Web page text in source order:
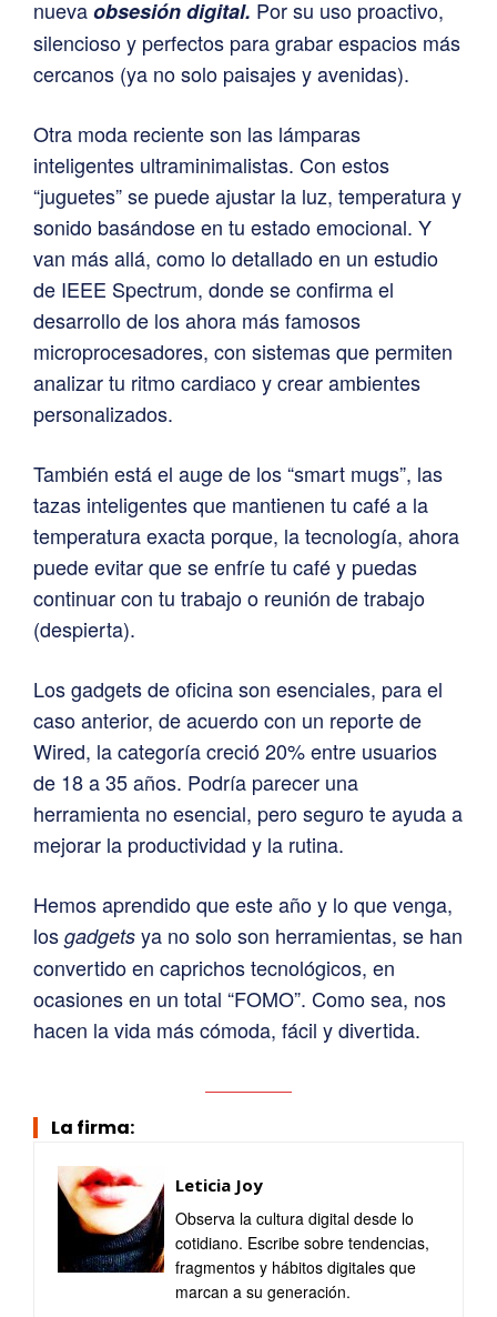
nuevaobsesión digital. Por su uso proactivo,
silencioso y perfectos para grabar espacios más
cercanos (ya no solo paisajes y avenidas).
Otra moda reciente son las lámparas
inteligentes ultraminimalistas. Con estos
“juguetes” se puede ajustar la luz, temperatura y
sonido basándose en tu estado emocional. Y
van más allá, como lo detallado en un estudio
de IEEE Spectrum, donde se confirma el
desarrollo de los ahora más famosos
microprocesadores, con sistemas que permiten
analizar tu ritmo cardiaco y crear ambientes
personalizados.
También está el auge de los “smart mugs”, las
tazas inteligentes que mantienen tu café a la
temperatura exacta porque, la tecnología, ahora
puede evitar que se enfríe tu café y puedas
continuar con tu trabajo o reunión de trabajo
(despierta).
Los gadgets de oficina son esenciales, para el
caso anterior, de acuerdo con un reporte de
Wired, la categoría creció 20% entre usuarios
de 18 a 35 años. Podría parecer una
herramienta no esencial, pero seguro te ayuda a
mejorar la productividad y la rutina.
Hemos aprendido que este año y lo que venga,
los gadgets ya no solo son herramientas, se han
convertido en caprichos tecnológicos, en
ocasiones en un total “FOMO”. Como sea, nos
hacen la vida más cómoda, fácil y divertida.
La firma:
Leticia Joy
Observa la cultura digital desde lo
cotidiano. Escribe sobre tendencias,
fragmentos y hábitos digitales que
marcan a su generación.